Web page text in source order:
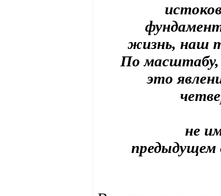
жизнь, наш
По масштабу,
это
не
предыдущем